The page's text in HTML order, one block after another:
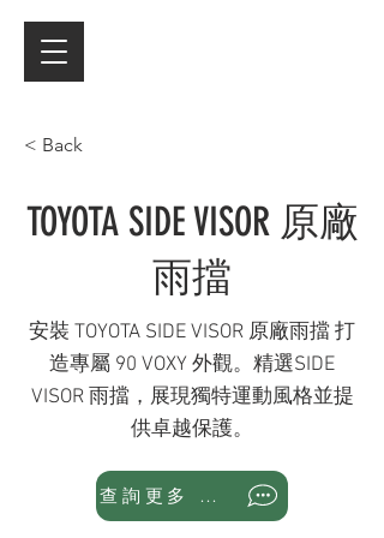
< Back
TOYOTA SIDE VISOR 原廠
雨擋
安裝 TOYOTA SIDE VISOR 原廠雨擋 打
造專屬 90 VOXY 外觀。精選SIDE
VISOR 雨擋，展現獨特運動風格並提
供卓越保護。
查詢更多 WhatsApp